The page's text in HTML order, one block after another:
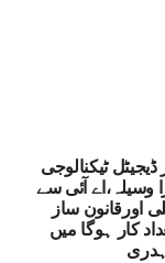
ٹیکنالوجی
آئی سے
اورقانون ساز
کار ہوگا میں